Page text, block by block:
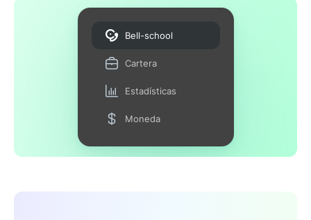
Bell-school
Cartera
Estadísticas
Moneda